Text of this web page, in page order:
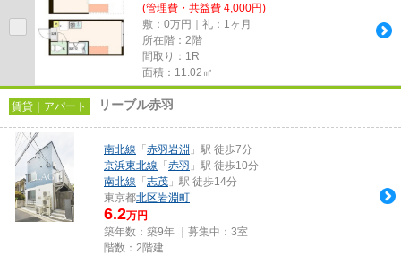
(管理費・共益費 4,000円)
敷：0万円｜礼：1ヶ月
所在階：2階
間取り：1R
面積：11.02㎡
賃貸｜アパート リーブル赤羽
南北線 「 赤羽岩淵 」駅 徒歩7分
京浜東北線 「 赤羽 」駅 徒歩10分
南北線 「 志茂 」駅 徒歩14分
東京都北区岩淵町
6.2万円
築年数：築9年 ｜募集中： 3室
階数：2階建